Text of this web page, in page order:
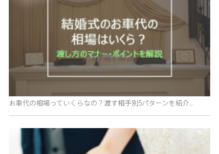
お車代の相場っていくらなの？渡す相手別5パターンを紹介...